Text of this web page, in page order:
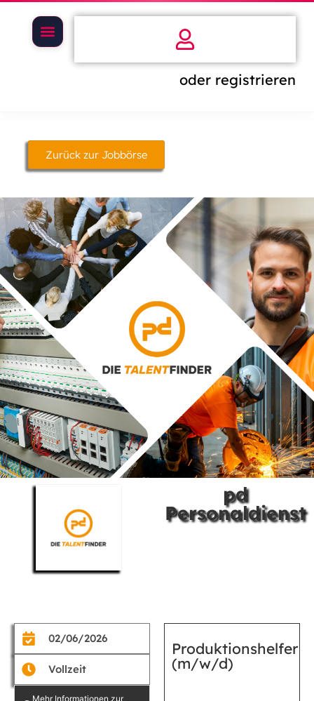
oder registrieren
Zurück zur Jobbörse
pd
Personaldienst
02/06/2026
Vollzeit
Mehr Informationen zur
Produktionshelfer
(m/w/d)